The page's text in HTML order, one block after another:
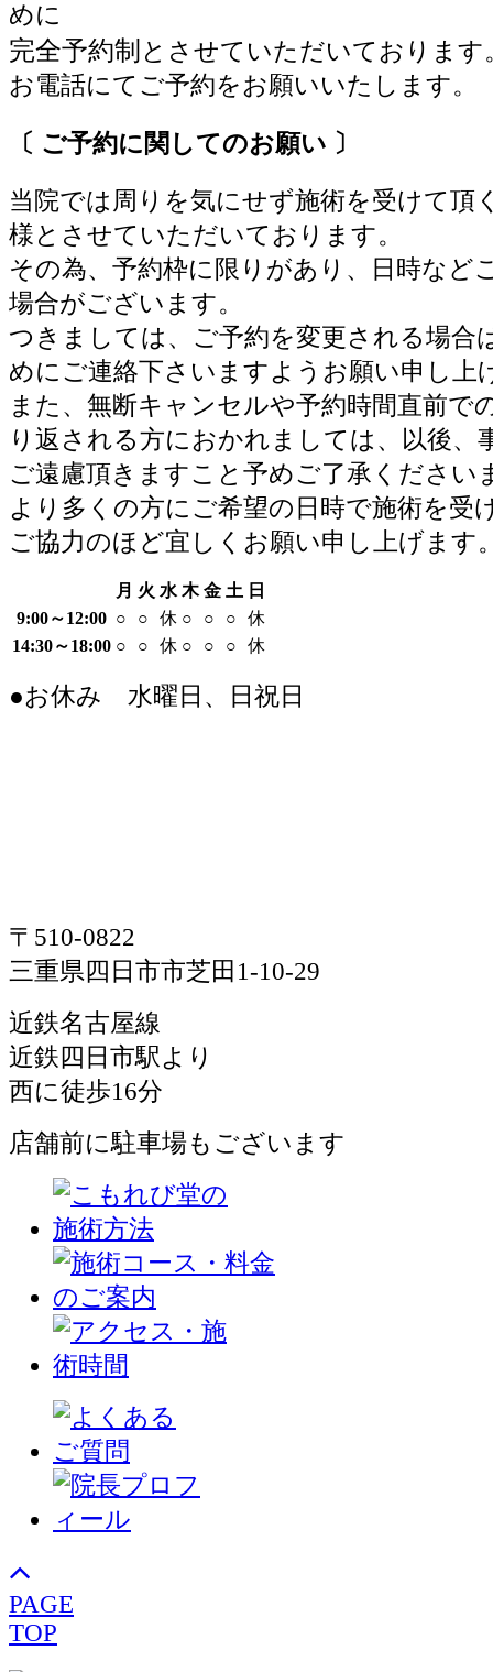
めに
完全予約制 とさせていただいております
お電話にてご予約をお願いいたします。
〔 ご予約に関してのお願い 〕
当院では周りを気にせず施術を受けて頂
様とさせていただいております。
その為、予約枠に限りがあり、日時など
場合がございます。
つきましては、ご予約を変更される場合
めにご連絡下さいますようお願い申し上
また、無断キャンセルや予約時間直前で
り返される方におかれましては、以後、
ご遠慮頂きますこと予めご了承ください
より多くの方にご希望の日時で施術を受
ご協力のほど宜しくお願い申し上げます
月 火 水 木 金 土 日
9:00～12:00 ○ ○ 休 ○ ○ ○
休
14:30～18:00 ○ ○ 休 ○ ○ ○ 休
●お休み 水曜日、日祝日
〒510-0822
三重県四日市市芝田1-10-29
近鉄名古屋線
近鉄四日市駅より
西に徒歩16分
店舗前に駐車場もございます
PAGE
TOP